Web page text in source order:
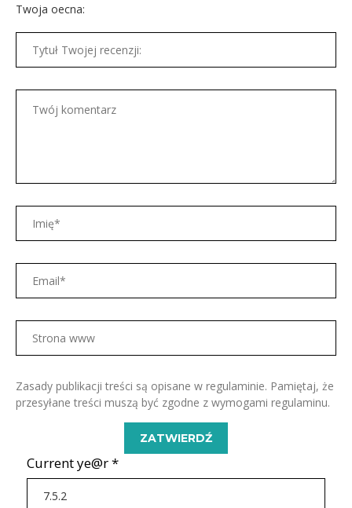
Twoja oecna:
Zasady publikacji treści są opisane w regulaminie. Pamiętaj, że
przesyłane treści muszą być zgodne z wymogami regulaminu.
Current ye@r*